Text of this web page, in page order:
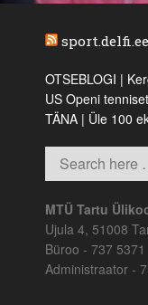
sport.delfi.ee
OTSEBLOGI |
US Openi
TÄNA | Üle 100
MTÜ Tartu
Ujula 4, 51008
Büroo - 737 5371
Administraator -